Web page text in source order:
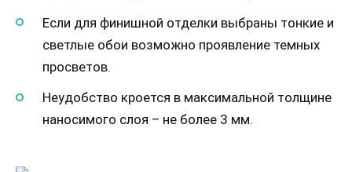
Если для финишной отделки выбраны тонкие и
светлые обои возможно проявление темных
просветов.
Неудобство кроется в максимальной толщине
наносимого слоя – не более 3 мм.